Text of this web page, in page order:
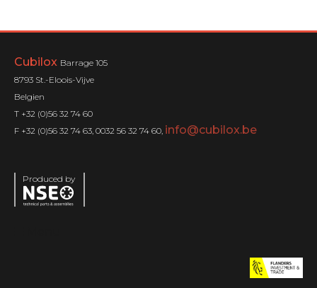
Cubilox Barrage 105
8793 St.-Eloois-Vijve
Belgien
T +32 (0)56 32 74 60
F +32 (0)56 32 74 63, 0032 56 32 74 60, info@cubilox.be
Produced by